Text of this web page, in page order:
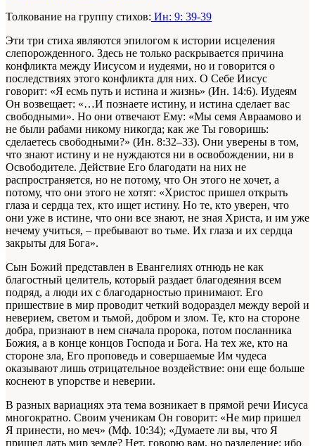
Толкование на группу стихов: Ин: 9: 39-39
Эти три стиха являются эпилогом к истории исцеления
слепорожденного. Здесь не только раскрывается причина
конфликта между Иисусом и иудеями, но и говорится о
последствиях этого конфликта для них. О Себе Иисус
говорит: «Я есмь путь и истина и жизнь» (Ин. 14:6). Иудеям
Он возвещает: «…И познаете истину, и истина сделает вас
свободными». Но они отвечают Ему: «Мы семя Авраамово и
не были рабами никому никогда; как же Ты говоришь:
сделаетесь свободными?» (Ин. 8:32–33). Они уверены в том,
что знают истину и не нуждаются ни в освобождении, ни в
Освободителе. Действие Его благодати на них не
распространяется, но не потому, что Он этого не хочет, а
потому, что они этого не хотят: «Христос пришел открыть
глаза и сердца тех, кто ищет истину. Но те, кто уверен, что
они уже в истине, что они все знают, не зная Христа, и им уже
нечему учиться, – пребывают во тьме. Их глаза и их сердца
закрыты для Бога».
Сын Божий представлен в Евангелиях отнюдь не как
благостный целитель, который раздает благодеяния всем
подряд, а люди их с благодарностью принимают. Его
пришествие в мир проводит четкий водораздел между верой и
неверием, светом и тьмой, добром и злом. Те, кто на стороне
добра, признают в нем сначала пророка, потом посланника
Божия, а в конце концов Господа и Бога. На тех же, кто на
стороне зла, Его проповедь и совершаемые Им чудеса
оказывают лишь отрицательное воздействие: они еще больше
коснеют в упорстве и неверии.
В разных вариациях эта тема возникает в прямой речи Иисуса
многократно. Своим ученикам Он говорит: «Не мир пришел
Я принести, но меч» (Мф. 10:34); «Думаете ли вы, что Я
пришел дать мир земле? Нет, говорю вам, но разделение; ибо